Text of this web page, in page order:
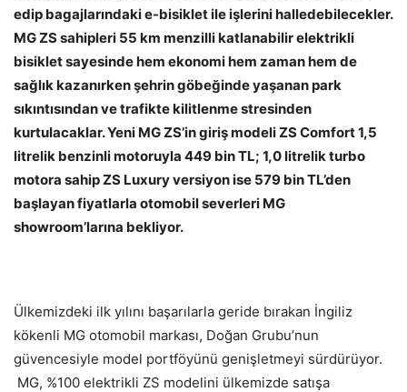
edip bagajlarındaki e-bisiklet ile işlerini halledebilecekler.
MG ZS sahipleri 55 km menzilli katlanabilir elektrikli
bisiklet sayesinde hem ekonomi hem zaman hem de
sağlık kazanırken şehrin göbeğinde yaşanan park
sıkıntısından ve trafikte kilitlenme stresinden
kurtulacaklar. Yeni MG ZS’in giriş modeli ZS Comfort 1,5
litrelik benzinli motoruyla 449 bin TL; 1,0 litrelik turbo
motora sahip ZS Luxury versiyon ise 579 bin TL’den
başlayan fiyatlarla otomobil severleri MG
showroom’larına bekliyor.
Ülkemizdeki ilk yılını başarılarla geride bırakan İngiliz
kökenli MG otomobil markası, Doğan Grubu’nun
güvencesiyle model portföyünü genişletmeyi sürdürüyor.
MG, %100 elektrikli ZS modelini ülkemizde satışa